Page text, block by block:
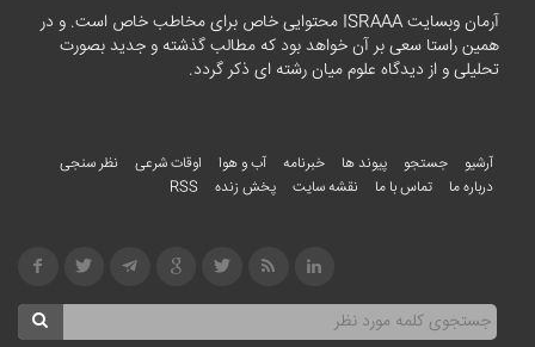
آرمان وبسایت ISRAAA محتوایی خاص برای مخاطب خاص است. و در
همین راستا سعی بر آن خواهد بود که مطالب گذشته و جدید بصورت
تحلیلی و از دیدگاه علوم میان رشته ای ذکر گردد.
آرشیو جستجو پیوند ها خبرنامه آب و هوا اوقات شرعی
نظر سنجی
درباره ما
تماس با ما نقشه سایت پخش زنده RSS